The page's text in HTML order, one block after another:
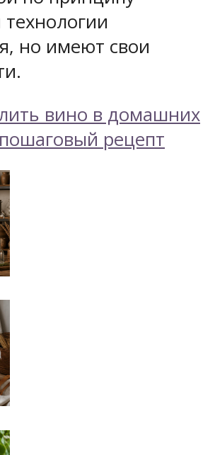
но имеют свои